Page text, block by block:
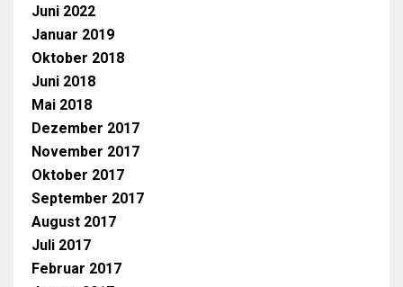
Juni 2022
Januar 2019
Oktober 2018
Juni 2018
Mai 2018
Dezember 2017
November 2017
Oktober 2017
September 2017
August 2017
Juli 2017
Februar 2017